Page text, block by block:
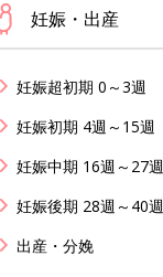
妊娠・出産
妊娠超初期 0～3週
妊娠初期 4週～15週
妊娠中期 16週～27週
妊娠後期 28週～40週
出産・分娩